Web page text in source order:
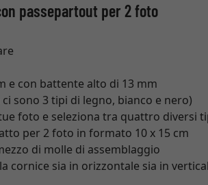
passepartout per 2 foto
e con battente alto di 13 mm
sono 3 tipi di legno, bianco e nero)
foto e seleziona tra quattro diversi
per 2 foto in formato 10 x 15 cm
di molle di assemblaggio
cornice sia in orizzontale sia in